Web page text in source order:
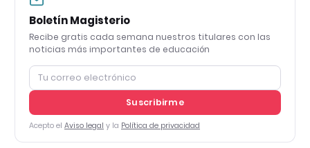
Boletín Magisterio
Recibe gratis cada semana nuestros titulares con las
noticias más importantes de educación
Suscribirme
Acepto el Aviso legal y la Política de privacidad